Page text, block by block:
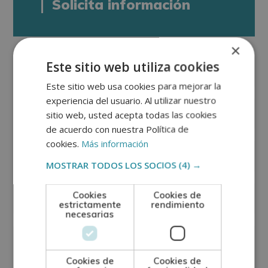
Solicita información
×
Este sitio web utiliza cookies
Este sitio web usa cookies para mejorar la
experiencia del usuario. Al utilizar nuestro
sitio web, usted acepta todas las cookies
de acuerdo con nuestra Política de
cookies. Más información
MOSTRAR TODOS LOS SOCIOS (4) →
Cookies
estrictamente
necesarias
Cookies de
rendimiento
Cookies de
Cookies de